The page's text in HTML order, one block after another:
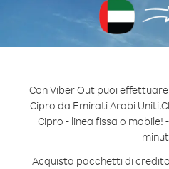
Con Viber Out puoi
Cipro da Emirati Arabi Uniti.
Cipro - linea fissa o mobile!
Acquista pacchetti di